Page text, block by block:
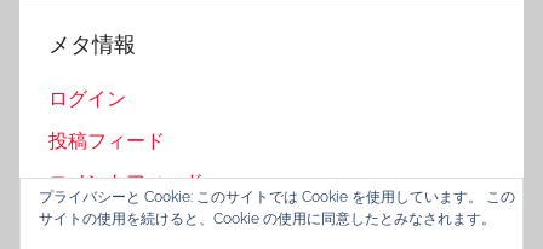
メタ情報
ログイン
投稿フィード
コメントフィード
WordPress.org
プライバシーと Cookie: このサイトでは Cookie を使用しています。 この
サイトの使用を続けると、Cookie の使用に同意したとみなされます。